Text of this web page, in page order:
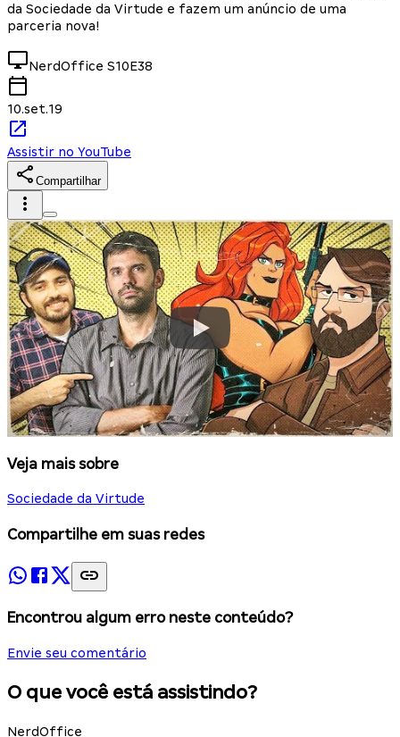
da Sociedade da Virtude e fazem um anúncio de uma
parceria nova!
NerdOffice S10E38
10.set.19
Assistir no YouTube
Compartilhar
Veja mais sobre
Sociedade da Virtude
Compartilhe em suas redes
Encontrou algum erro neste conteúdo?
Envie seu comentário
O que você está assistindo?
NerdOffice